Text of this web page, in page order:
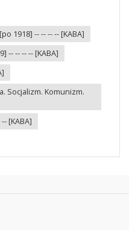
1918] -- -- -- -- [KABA]
-- -- -- -- [KABA]
Socjalizm. Komunizm.
[KABA]